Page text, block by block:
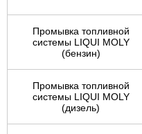
Промывка топливной
системы LIQUI MOLY
(бензин)
Промывка топливной
системы LIQUI MOLY
(дизель)